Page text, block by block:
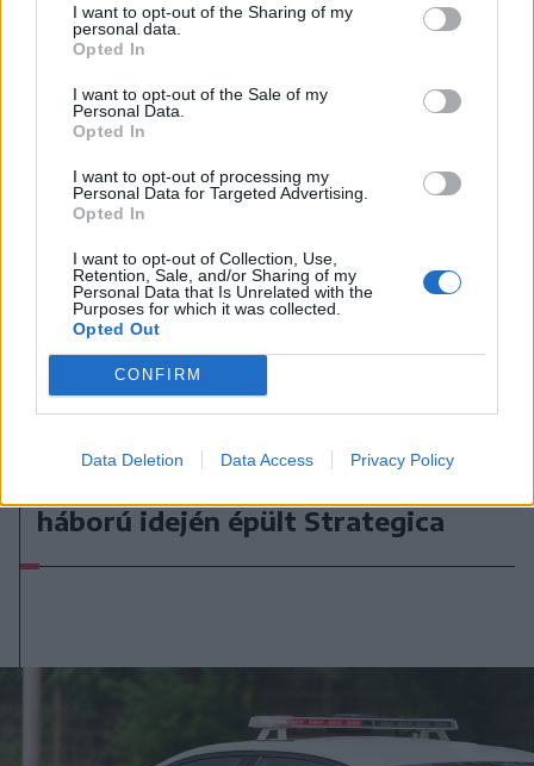
I want to opt-out of the Sharing of my
personal data.
Opted In
I want to opt-out of the Sale of my
Personal Data.
Opted In
I want to opt-out of processing my
Personal Data for Targeted Advertising.
Opted In
I want to opt-out of Collection, Use,
Retention, Sale, and/or Sharing of my
Personal Data that Is Unrelated with the
Purposes for which it was collected.
Opted Out
CONFIRM
Data Deletion Data Access Privacy Policy
2026. augusztus 09., vasárnap
háború idején épült Strategica